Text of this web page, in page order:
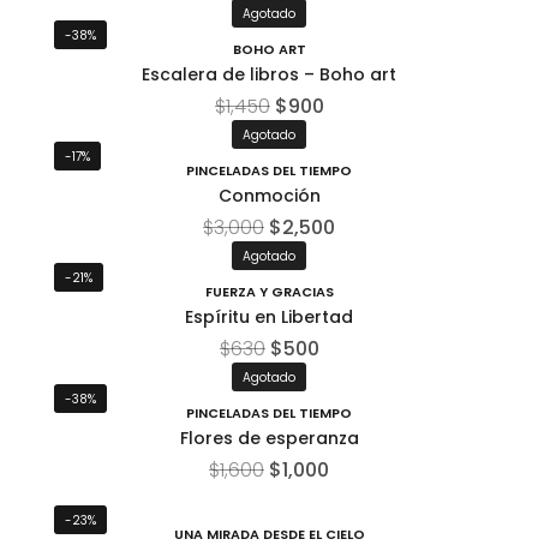
-38%
Agotado
BOHO ART
Escalera de libros – Boho art
$1,450 $900
-17%
Agotado
PINCELADAS DEL TIEMPO
Conmoción
$3,000 $2,500
-21%
Agotado
FUERZA Y GRACIAS
Espíritu en Libertad
$630 $500
-38%
Agotado
PINCELADAS DEL TIEMPO
Flores de esperanza
$1,600 $1,000
-23%
UNA MIRADA DESDE EL CIELO